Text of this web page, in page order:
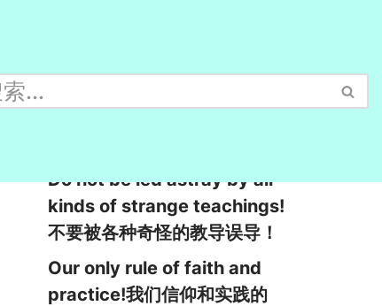
Do not be led astray by all
kinds of strange teachings!
不要被各种奇怪的教导误导！
Our only rule of faith and
practice!我们信仰和实践的